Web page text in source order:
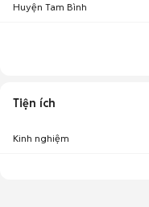
Huyện Tam Bình
Tiện ích
Kinh nghiệm